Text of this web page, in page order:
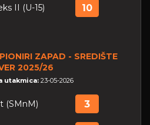
II (U-15) 10
ZAPAD - SREDIŠTE
2025/26
utakmica: 23-05-2026
(SMnM) 3